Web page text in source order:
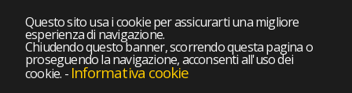
Questo sito usa i cookie per assicurarti una migliore
esperienza di navigazione.
Chiudendo questo banner, scorrendo questa pagina o
proseguendo la navigazione, acconsenti all'uso dei
cookie. - Informativa cookie